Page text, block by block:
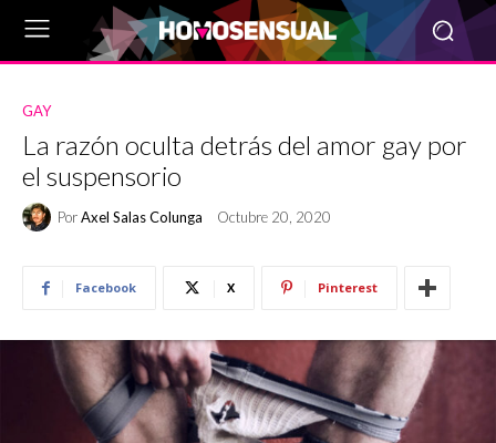
GAY
La razón oculta detrás del amor gay por
el suspensorio
PorAxel Salas Colunga Octubre 20, 2020
Facebook X Pinterest